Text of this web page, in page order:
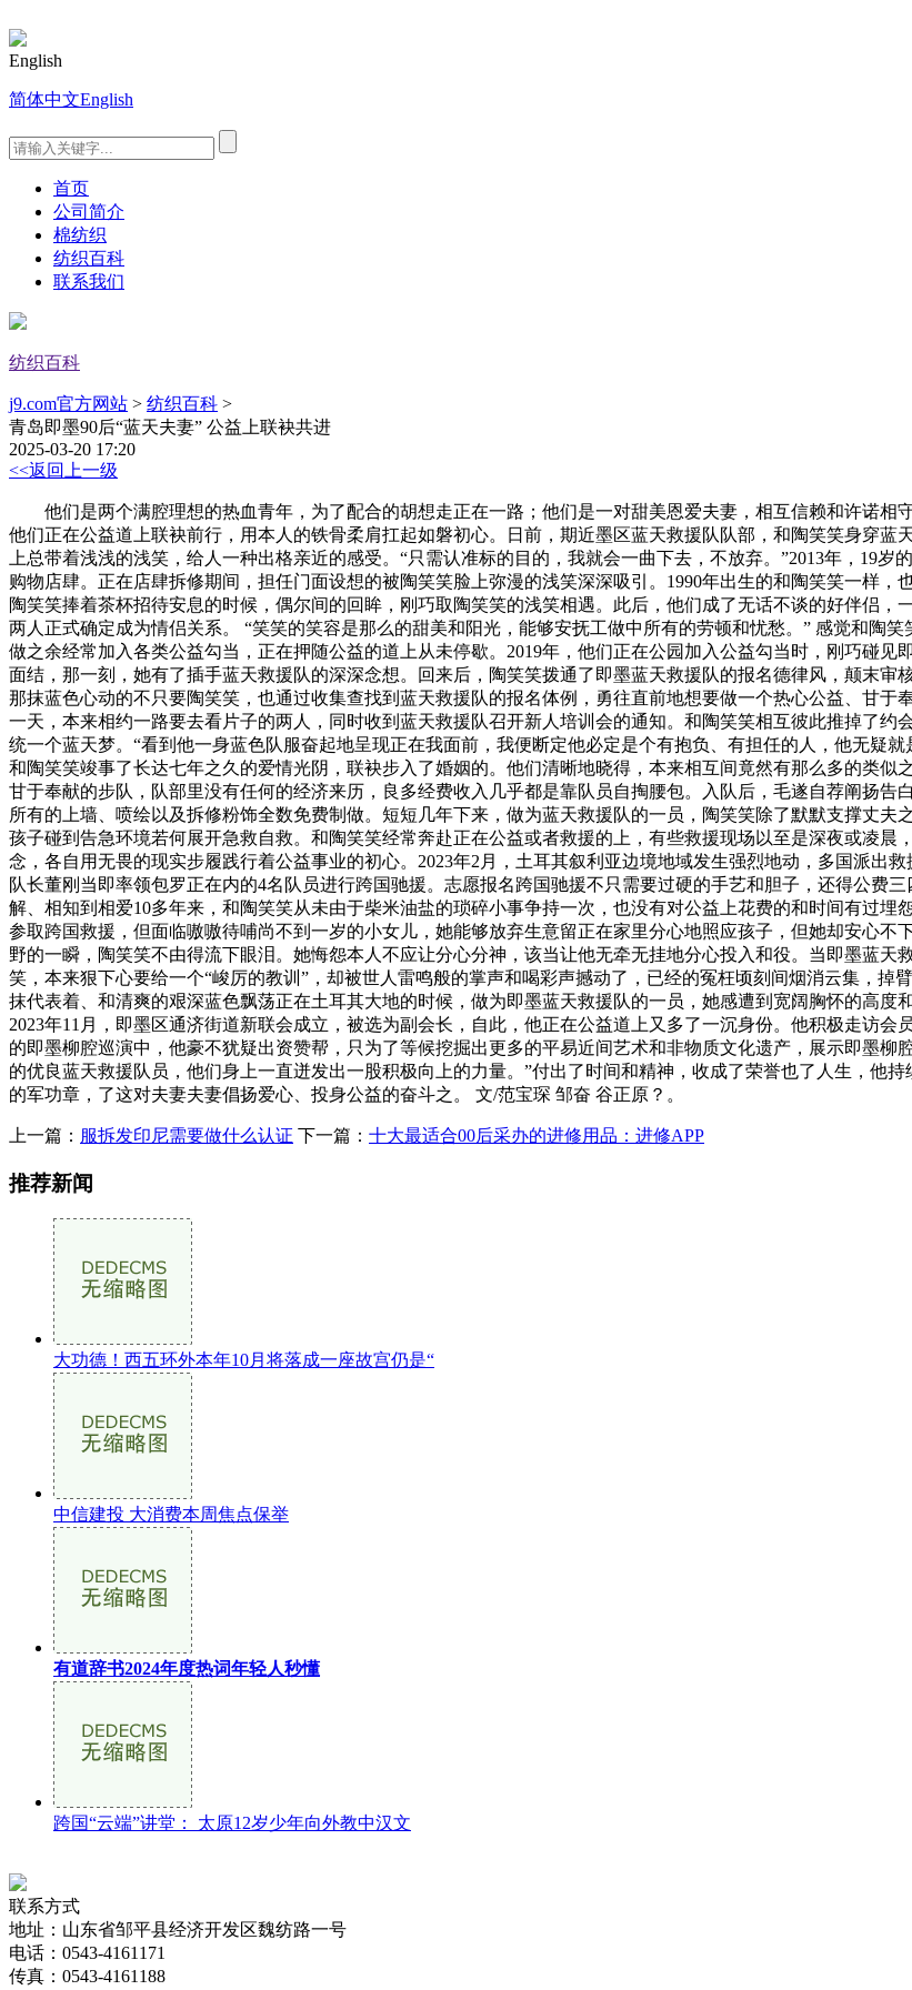
English
简体中文English
首页
公司简介
棉纺织
纺织百科
联系我们
纺织百科
j9.com官方网站 > 纺织百科 >
青岛即墨90后“蓝天夫妻” 公益上联袂共进
2025-03-20 17:20
<<返回上一级
他们是两个满腔理想的热血青年，为了配合的胡想走正在一路；他们是一对甜美恩爱夫妻，相互信赖和许诺相
他们正在公益道上联袂前行，用本人的铁骨柔肩扛起如磐初心。日前，期近墨区蓝天救援队队部，和陶笑笑身穿
上总带着浅浅的浅笑，给人一种出格亲近的感受。“只需认准标的目的，我就会一曲下去，不放弃。”2013年，19
购物店肆。正在店肆拆修期间，担任门面设想的被陶笑笑脸上弥漫的浅笑深深吸引。1990年出生的和陶笑笑一样
陶笑笑捧着茶杯招待安息的时候，偶尔间的回眸，刚巧取陶笑笑的浅笑相遇。此后，他们成了无话不谈的好伴侣，
两人正式确定成为情侣关系。 “笑笑的笑容是那么的甜美和阳光，能够安抚工做中所有的劳顿和忧愁。” 感觉和陶
做之余经常加入各类公益勾当，正在押随公益的道上从未停歇。2019年，他们正在公园加入公益勾当时，刚巧碰
面结，那一刻，她有了插手蓝天救援队的深深念想。回来后，陶笑笑拨通了即墨蓝天救援队的报名德律风，颠末
那抹蓝色心动的不只要陶笑笑，也通过收集查找到蓝天救援队的报名体例，勇往直前地想要做一个热心公益、甘于
一天，本来相约一路要去看片子的两人，同时收到蓝天救援队召开新人培训会的通知。和陶笑笑相互彼此推掉了
统一个蓝天梦。“看到他一身蓝色队服奋起地呈现正在我面前，我便断定他必定是个有抱负、有担任的人，他无疑
和陶笑笑竣事了长达七年之久的爱情光阴，联袂步入了婚姻的。他们清晰地晓得，本来相互间竟然有那么多的类似
甘于奉献的步队，队部里没有任何的经济来历，良多经费收入几乎都是靠队员自掏腰包。入队后，毛遂自荐阐扬告
所有的上墙、喷绘以及拆修粉饰全数免费制做。短短几年下来，做为蓝天救援队的一员，陶笑笑除了默默支撑丈
孩子碰到告急环境若何展开急救自救。和陶笑笑经常奔赴正在公益或者救援的上，有些救援现场以至是深夜或凌
念，各自用无畏的现实步履践行着公益事业的初心。2023年2月，土耳其叙利亚边境地域发生强烈地动，多国派出
队长董刚当即率领包罗正在内的4名队员进行跨国驰援。志愿报名跨国驰援不只需要过硬的手艺和胆子，还得公费
解、相知到相爱10多年来，和陶笑笑从未由于柴米油盐的琐碎小事争持一次，也没有对公益上花费的和时间有过
参取跨国救援，但面临嗷嗷待哺尚不到一岁的小女儿，她能够放弃生意留正在家里分心地照应孩子，但她却安心
野的一瞬，陶笑笑不由得流下眼泪。她悔怨本人不应让分心分神，该当让他无牵无挂地分心投入和役。当即墨蓝
笑，本来狠下心要给一个“峻厉的教训”，却被世人雷鸣般的掌声和喝彩声撼动了，已经的冤枉顷刻间烟消云集，
抹代表着、和清爽的艰深蓝色飘荡正在土耳其大地的时候，做为即墨蓝天救援队的一员，她感遭到宽阔胸怀的高度
2023年11月，即墨区通济街道新联会成立，被选为副会长，自此，他正在公益道上又多了一沉身份。他积极走访
的即墨柳腔巡演中，他豪不犹疑出资赞帮，只为了等候挖掘出更多的平易近间艺术和非物质文化遗产，展示即墨
的优良蓝天救援队员，他们身上一直迸发出一股积极向上的力量。”付出了时间和精神，收成了荣誉也了人生，他
的军功章，了这对夫妻夫妻倡扬爱心、投身公益的奋斗之。 文/范宝琛 邹奋 谷正原？。
上一篇： 服拆发印尼需要做什么认证 下一篇： 十大最适合00后采办的进修用品：进修APP
推荐新闻
大功德！西五环外本年10月将落成一座故宫仍是“
中信建投 大消费本周焦点保举
有道辞书2024年度热词年轻人秒懂
跨国“云端”讲堂： 太原12岁少年向外教中汉文
联系方式
地址：山东省邹平县经济开发区魏纺路一号
电话：0543-4161171
传真：0543-4161188